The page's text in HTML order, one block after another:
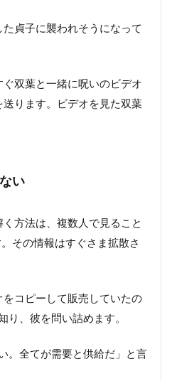
貞子に襲われそうになって
双葉と一緒に呪いのビデオ
ります。ビデオを見た双葉
い
方法は、複数人で 見ること
その情報はすぐさま拡散さ
コピーして販売していたの
り、彼を問い詰めます。
。全てが需要と供給だ」と言